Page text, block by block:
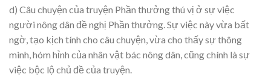
d) Câu chuyện của truyện Phần thưởng thú vị ở sự việc
người nông dân đề nghị Phần thưởng. Sự việc này vừa bất
ngờ, tạo kịch tính cho câu chuyện, vừa cho thấy sự thông
minh, hóm hỉnh của nhân vật bác nông dân, cũng chính là sự
việc bộc lộ chủ đề của truyện.